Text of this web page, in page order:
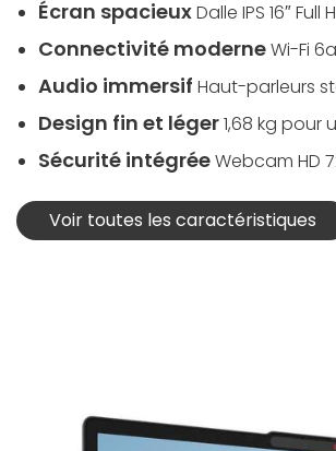
Écran spacieuxDalle IPS 16″
Connectivité moderneWi-Fi
Audio immersif Haut-parleurs
Design fin et léger1,68 kg pour
Sécurité intégréeWebcam HD
Voir toutes les caractéristiques